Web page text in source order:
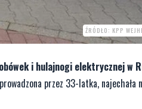
ŹRÓDŁO: KPP
i hulajnogi elektrycznej w
przez 33-latka, najechała